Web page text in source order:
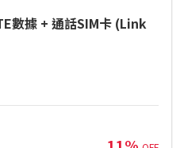
數據 + 通話SIM卡 (Link